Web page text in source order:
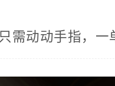
需动动手指，